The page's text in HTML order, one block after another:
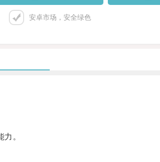
安卓市场，安全绿色
。